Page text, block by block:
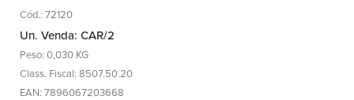
Cód.: 72120
Un. Venda: CAR/2
Peso: 0,030 KG
Class. Fiscal: 8507.50.20
EAN: 7896067203668